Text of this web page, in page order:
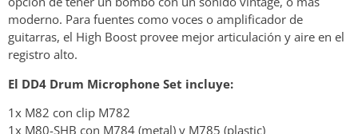
moderno. Para fuentes como voces o amplificador de
guitarras, el High Boost provee mejor articulación y aire en el
registro alto.
El DD4 Drum Microphone Set incluye:
1x M82 con clip M782
1x M80-SHB con M784 (metal) y M785 (plastic)